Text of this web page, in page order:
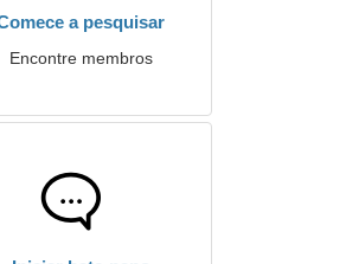
a pesquisar
Encontre membros